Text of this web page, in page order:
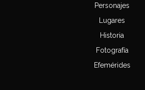
Personajes
Lugares
Historia
Fotografía
Efemérides